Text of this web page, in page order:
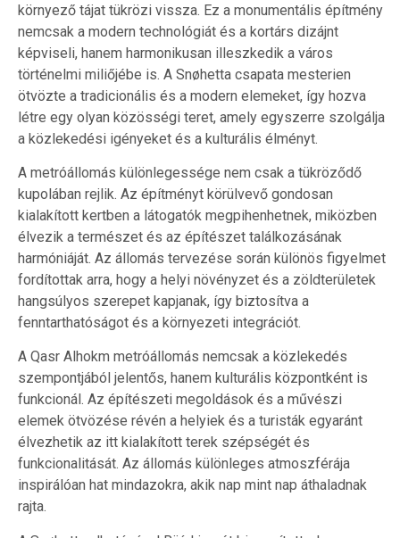
környező tájat tükrözi vissza. Ez a monumentális építmény
nemcsak a modern technológiát és a kortárs dizájnt
képviseli, hanem harmonikusan illeszkedik a város
történelmi miliőjébe is. A Snøhetta csapata mesterien
ötvözte a tradicionális és a modern elemeket, így hozva
létre egy olyan közösségi teret, amely egyszerre szolgálja
a közlekedési igényeket és a kulturális élményt.
A metróállomás különlegessége nem csak a tükröződő
kupolában rejlik. Az építményt körülvevő gondosan
kialakított kertben a látogatók megpihenhetnek, miközben
élvezik a természet és az építészet találkozásának
harmóniáját. Az állomás tervezése során különös figyelmet
fordítottak arra, hogy a helyi növényzet és a zöldterületek
hangsúlyos szerepet kapjanak, így biztosítva a
fenntarthatóságot és a környezeti integrációt.
A Qasr Alhokm metróállomás nemcsak a közlekedés
szempontjából jelentős, hanem kulturális központként is
funkcionál. Az építészeti megoldások és a művészi
elemek ötvözése révén a helyiek és a turisták egyaránt
élvezhetik az itt kialakított terek szépségét és
funkcionalitását. Az állomás különleges atmoszférája
inspirálóan hat mindazokra, akik nap mint nap áthaladnak
rajta.